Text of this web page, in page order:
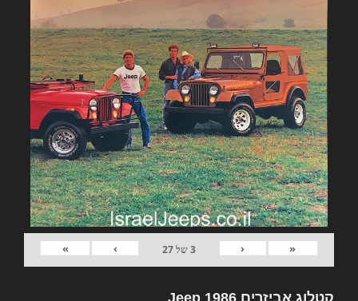
«
‹
3של27
›
»
קטלוג אביזרים Jeep 1986